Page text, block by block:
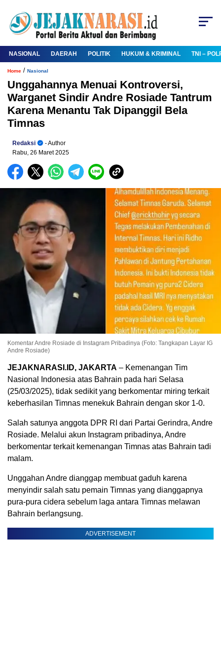
NASIONAL DAERAH POLITIK HUKUM & KRIMINAL TNI –
Home / Nasional
Unggahannya Menuai Kontroversi,
Warganet Sindir Andre Rosiade Tantrum
Karena Menantu Tak Dipanggil Bela
Timnas
Redaksi
- Author
Rabu, 26 Maret 2025
Komentar Andre Rosiade di Instagram Pribadinya (Foto: Tangkapan Layar IG
Andre Rosiade)
JEJAKNARASI.ID, JAKARTA – Kemenangan Tim
Nasional Indonesia atas Bahrain pada hari Selasa
(25/03/2025), tidak sedikit yang berkomentar miring terkait
keberhasilan Timnas menekuk Bahrain dengan skor 1-0.
Salah satunya anggota DPR RI dari Partai Gerindra, Andre
Rosiade. Melalui akun Instagram pribadinya, Andre
berkomentar terkait kemenangan Timnas atas Bahrain tadi
malam.
Unggahan Andre dianggap membuat gaduh karena
menyindir salah satu pemain Timnas yang dianggapnya
pura-pura cidera sebelum laga antara Timnas melawan
Bahrain berlangsung.
ADVERTISEMENT